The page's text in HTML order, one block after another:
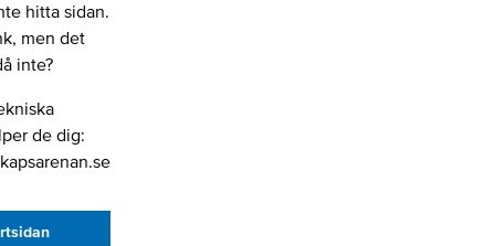
hitta sidan.
men det
inte?
de dig: